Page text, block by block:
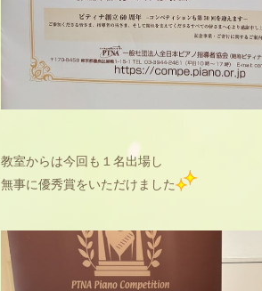
教室からは今回も１名出場し
無事に優秀賞をいただけました